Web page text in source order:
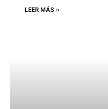
LEER MÁS »